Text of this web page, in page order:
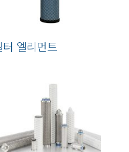
터 엘리먼트